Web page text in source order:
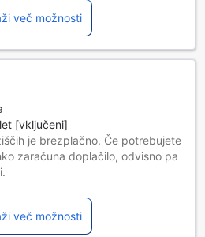
več možnosti
[vključeni]
je brezplačno. Če potrebujete
zaračuna doplačilo, odvisno pa
je brezplačno.
štejejo kot odrasli.
več možnosti